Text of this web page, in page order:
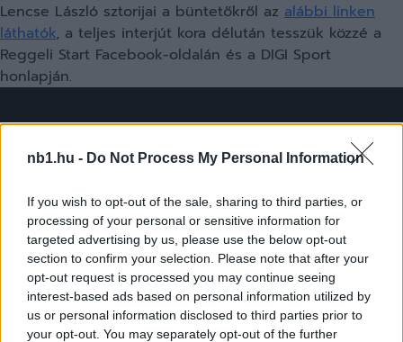
nb1.hu - Do Not Process My Personal Information
If you wish to opt-out of the sale, sharing to third parties, or
processing of your personal or sensitive information for
targeted advertising by us, please use the below opt-out
section to confirm your selection. Please note that after your
opt-out request is processed you may continue seeing
interest-based ads based on personal information utilized by
us or personal information disclosed to third parties prior to
your opt-out. You may separately opt-out of the further
Lencse László sztorijai a büntetőkről az alábbi linken
láthatók, a teljes interjút kora délután tesszük közzé a
Reggeli Start Facebook-oldalán és a DIGI Sport
honlapján.